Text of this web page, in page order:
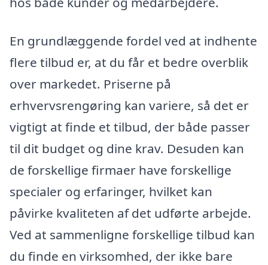
En grundlæggende fordel ved at indhente
flere tilbud er, at du får et bedre overblik
over markedet. Priserne på
erhvervsrengøring kan variere, så det er
vigtigt at finde et tilbud, der både passer
til dit budget og dine krav. Desuden kan
de forskellige firmaer have forskellige
specialer og erfaringer, hvilket kan
påvirke kvaliteten af det udførte arbejde.
Ved at sammenligne forskellige tilbud kan
du finde en virksomhed, der ikke bare